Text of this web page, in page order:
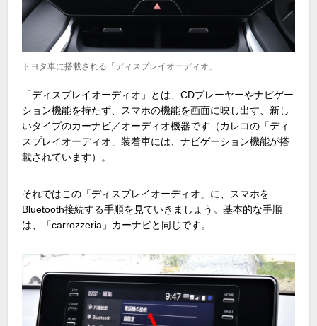
トヨタ車に搭載される「ディスプレイオーディオ」
「ディスプレイオーディオ」とは、CDプレーヤーやナビゲー
ション機能を持たず、スマホの機能を画面に映し出す、新し
いタイプのカーナビ／オーディオ機器です（カレコの「ディ
スプレイオーディオ」装着車には、ナビゲーション機能が搭
載されています）。
それではこの「ディスプレイオーディオ」に、スマホを
Bluetooth接続する手順を見ていきましょう。基本的な手順
は、「carrozzeria」カーナビと同じです。